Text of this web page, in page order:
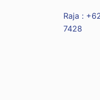
Raja :
7428